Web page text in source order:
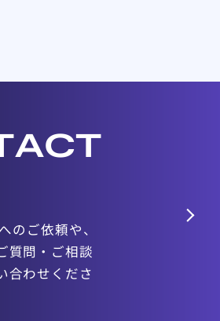
ご依頼や、
質問・ ご相談
合わせくださ